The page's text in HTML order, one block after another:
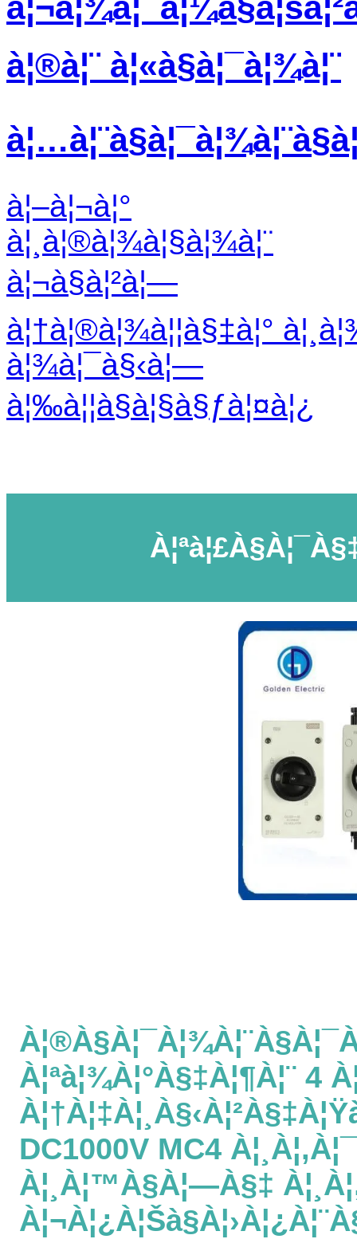
à¦®à¦¨ à¦«à§à¦¯à¦¾à¦¨
à¦–à¦¬à¦°
à¦¸à¦®à¦¾à¦§à¦¾à¦¨
à¦¬à§à¦²à¦—
à¦†à¦®à¦¾à¦¦à§‡à¦°
à¦¾à¦¯à§‹à¦—
à¦‰à¦¦à§à¦§à§ƒà¦¤à¦¿
À¦ªà¦¾à¦°à§‡à¦¶à¦¨ 4
DC1000V MC4
À¦¸à¦™à§à¦—À§‡